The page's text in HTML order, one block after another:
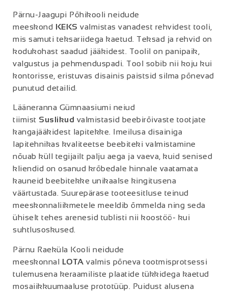
Pärnu-Jaagupi Põhikooli neidude
meeskond KEKS valmistas vanadest rehvidest tooli,
mis samuti teksariidega kaetud. Teksad ja rehvid on
kodukohast saadud jääkidest. Toolil on panipaik,
valgustus ja pehmenduspadi. Tool sobib nii koju kui
kontorisse, eristuvas disainis paistsid silma põnevad
punutud detailid.
Lääneranna Gümnaasiumi neiud
tiimist Suslikud valmistasid beebirõivaste tootjate
kangajääkidest lapitekke. Imeilusa disainiga
lapitehnikas kvaliteetse beebiteki valmistamine
nõuab küll tegijailt palju aega ja vaeva, kuid senised
kliendid on osanud krõbedale hinnale vaatamata
kauneid beebitekke unikaalse kingitusena
väärtustada. Suurepärase tooteesitluse teinud
meeskonnaliikmetele meeldib õmmelda ning seda
ühiselt tehes arenesid tublisti nii koostöö- kui
suhtlusoskused.
Pärnu Raeküla Kooli neidude
meeskonnal LOTA valmis põneva tootmisprotsessi
tulemusena keraamiliste plaatide tükkidega kaetud
mosaiikkuumaaluse prototüüp. Puidust alusena